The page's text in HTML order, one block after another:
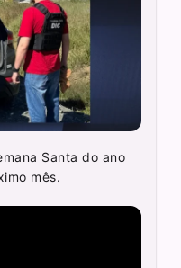
Santa do ano
mês.